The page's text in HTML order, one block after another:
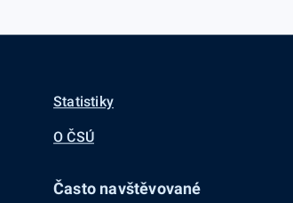
Statistiky
O ČSÚ
Často navštěvované